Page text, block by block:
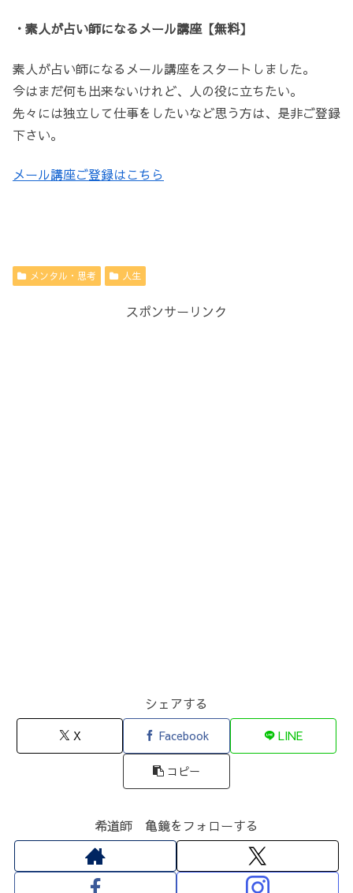
・素人が占い師になるメール講座【無料】
素人が占い師になるメール講座をスタートしました。
今はまだ何も出来ないけれど、人の役に立ちたい。
先々には独立して仕事をしたいなど思う方は、是非ご登録
下さい。
メール講座ご登録はこちら
メンタル・思考 人生
スポンサーリンク
シェアする
X Facebook LINE
コピー
希道師 亀鏡をフォローする